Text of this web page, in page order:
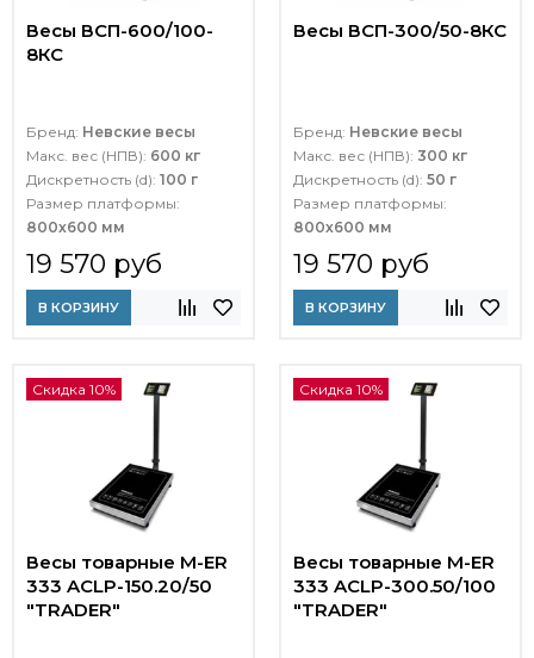
Весы ВСП-600/100-
8КС
Бренд: Невские весы
Макс. вес (НПВ): 600 кг
Дискретность (d): 100 г
Размер платформы:
800х600 мм
19 570 руб
В КОРЗИНУ
Весы ВСП-300/50-8КС
Бренд: Невские весы
Макс. вес (НПВ): 300 кг
Дискретность (d): 50 г
Размер платформы:
800х600 мм
19 570 руб
В КОРЗИНУ
Скидка 10%
Весы товарные M-ER
333 ACLP-150.20/50
"TRADER"
Скидка 10%
Весы товарные M-ER
333 ACLP-300.50/100
"TRADER"